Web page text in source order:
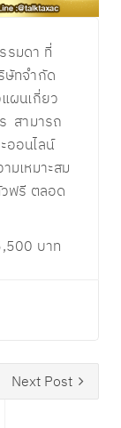
รมดา ที่
ษัทจำกัด
ผนเกี่ยว
สามารถ
ออนไลน์
มเหมาะสม
ฟรี ตลอด
บาท
Next Post